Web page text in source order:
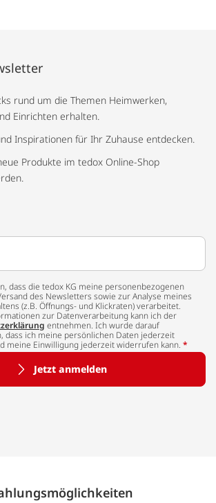
rund um die Themen Heimwerken,
Einrichten erhalten.
Inspirationen für Ihr Zuhause entdecken.
Produkte im tedox Online-Shop
dass die tedox KG meine personenbezogenen
des Newsletters sowie zur Analyse meines
(z.B. Öffnungs- und Klickraten) verarbeitet.
zur Datenverarbeitung kann ich der
entnehmen. Ich wurde darauf
dass ich meine persönlichen Daten jederzeit
meine Einwilligung jederzeit widerrufen kann. *
Jetzt anmelden